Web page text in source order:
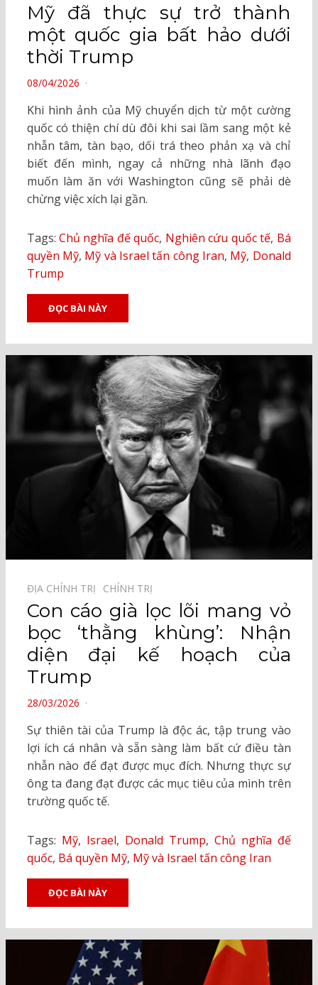
Mỹ đã thực sự trở thành
một quốc gia bất hảo dưới
thời Trump
POSTED
08/04/2026
Khi hình ảnh của Mỹ chuyển dịch từ một cường
quốc có thiện chí dù đôi khi sai lầm sang một kẻ
nhẫn tâm, tàn bạo, dối trá theo phản xạ và chỉ
biết đến mình, ngay cả những nhà lãnh đạo
muốn làm ăn với Washington cũng sẽ phải dè
chừng việc xích lại gần.
Tags: Chủ nghĩa đế quốc, Nghiên cứu quốc tế, Bá
quyền Mỹ, Mỹ và Israel tấn công Iran, Mỹ, Donald
Trump
ĐỌC BÀI NÀY
ĐỊA CHÍNH TRỊ⠀ CHÍNH TRỊ⠀
Con cáo già lọc lõi mang vỏ
bọc ‘thằng khùng’: Nhận
diện đại kế hoạch của
Trump
POSTED
28/03/2026
Sự thiên tài của Trump là độc ác, tập trung vào
lợi ích cá nhân và sẵn sàng làm bất cứ điều tàn
nhẫn nào để đạt được mục đích. Nhưng thực sự
ông ta đang đạt được các mục tiêu của mình trên
trường quốc tế.
Tags: Mỹ, Israel, Donald Trump, Chủ nghĩa đế
quốc, Bá quyền Mỹ, Mỹ và Israel tấn công Iran
ĐỌC BÀI NÀY